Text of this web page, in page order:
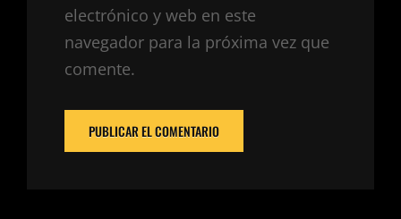
electrónico y web en este
navegador para la próxima vez que
comente.